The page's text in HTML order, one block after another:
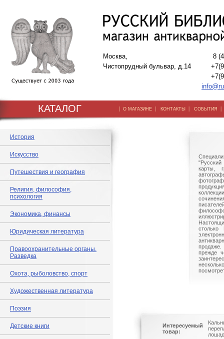
Москва,
Чистопрудный бульвар, д.14
8
КАТАЛОГ | О МАГАЗИНЕ | КОНТАКТЫ | СОБЫТИЯ
История
Искусство
Путешествия и география
Религия, философия,
психология
Экономика, финансы
Юридическая литература
Правоохранительные органы.
Разведка
Охота, рыболовство, спорт
Художественная литература
Поэзия
Детские книги
"Русский
карты,
столько
прежде
Интересуемый
товар: